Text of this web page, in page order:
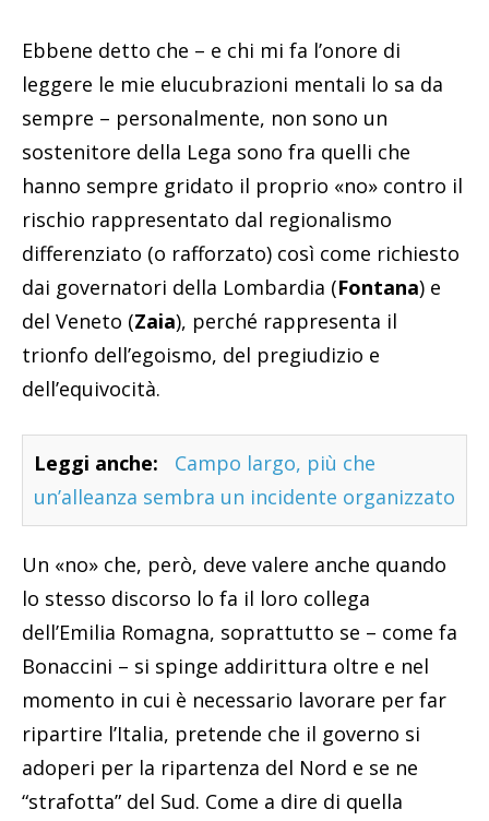
Ebbene detto che – e chi mi fa l’onore di
leggere le mie elucubrazioni mentali lo sa da
sempre – personalmente, non sono un
sostenitore della Lega sono fra quelli che
hanno sempre gridato il proprio «no» contro il
rischio rappresentato dal regionalismo
differenziato (o rafforzato) così come richiesto
dai governatori della Lombardia (Fontana) e
del Veneto (Zaia), perché rappresenta il
trionfo dell’egoismo, del pregiudizio e
dell’equivocità.
Leggi anche:
Campo largo, più che
un’alleanza sembra un incidente organizzato
Un «no» che, però, deve valere anche quando
lo stesso discorso lo fa il loro collega
dell’Emilia Romagna, soprattutto se – come fa
Bonaccini – si spinge addirittura oltre e nel
momento in cui è necessario lavorare per far
ripartire l’Italia, pretende che il governo si
adoperi per la ripartenza del Nord e se ne
“strafotta” del Sud. Come a dire di quella